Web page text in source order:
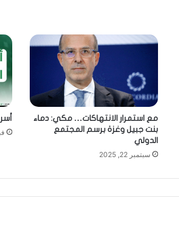
مع استمرار الانتهاكات… مكي: دماء
بنت جبيل وغزة برسم المجتمع
الدولي
سبتمبر 22, 2025